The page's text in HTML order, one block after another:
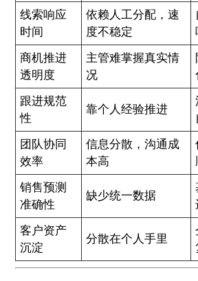
线索响应
时间
依赖人工分配，速
度不稳定
商机推进
透明度
主管难掌握真实情
况
跟进规范
性
靠个人经验推进
团队协同
效率
信息分散，沟通成
本高
销售预测
准确性
缺少统一数据
客户资产
沉淀
分散在个人手里